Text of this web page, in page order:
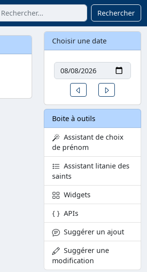
Rechercher
Choisir une date
Date
Un jour avant
Boite à outils
Assistant de choix
de prénom
Assistant litanie des
saints
Widgets
APIs
Suggérer un ajout
Suggérer une
modification